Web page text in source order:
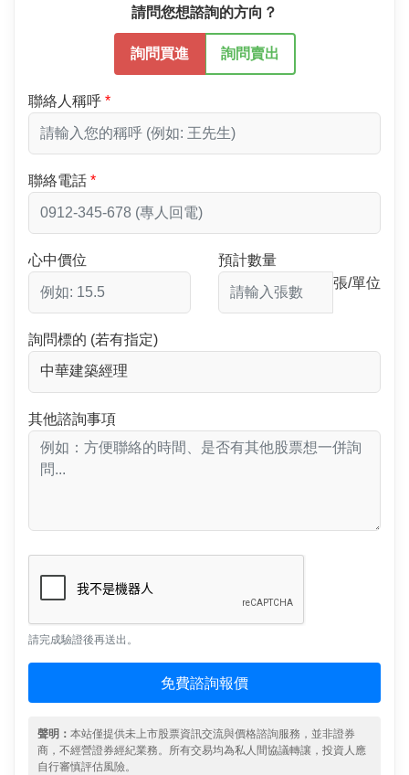
請問您想諮詢的方向？
詢問買進 詢問賣出
聯絡人稱呼
聯絡電話
心中價位
預計數量
張/單位
詢問標的 (若有指定)
其他諮詢事項
請完成驗證後再送出。
免費諮詢報價
聲明： 本站僅提供未上市股票資訊交流與價格諮詢服務，並非證券
商，不經營證券經紀業務。所有交易均為私人間協議轉讓，投資人應
自行審慎評估風險。